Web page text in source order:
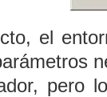
el
pero